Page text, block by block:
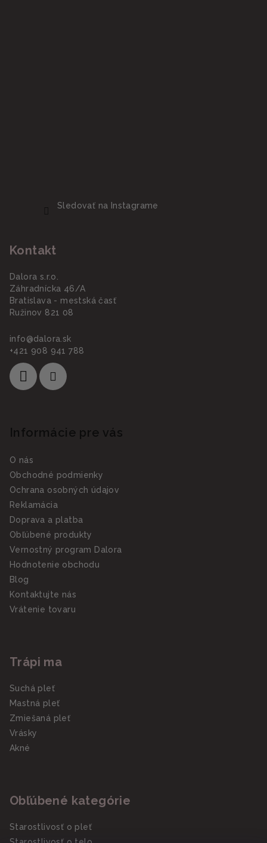
Sledovať na Instagrame
Kontakt
Dalora s.r.o.
Záhradnícka 46/A
Bratislava - mestská časť
Ružinov 821 08
info@dalora.sk
+421 908 941 788
Informácie pre vás
O nás
Obchodné podmienky
Ochrana osobných údajov
Reklamácia
Doprava a platba
Obľúbené produkty
Vernostný program Dalora
Hodnotenie obchodu
Blog
Kontaktujte nás
Vrátenie tovaru
Trápi ma
Suchá pleť
Mastná pleť
Zmiešaná pleť
Vrásky
Akné
Obľúbené kategórie
Starostlivosť o pleť